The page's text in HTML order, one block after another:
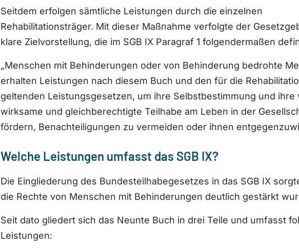
Seitdem erfolgen sämtliche Leistungen durch die einzelnen
Rehabilitationsträger. Mit dieser Maßnahme verfolgte der
klare Zielvorstellung, die im SGB IX Paragraf 1 folgendermaßen
„Menschen mit Behinderungen oder von Behinderung bedrohte
erhalten Leistungen nach diesem Buch und den für die
geltenden Leistungsgesetzen, um ihre Selbstbestimmung und ihre
wirksame und gleichberechtigte Teilhabe am Leben in der
fördern, Benachteiligungen zu vermeiden oder ihnen
Welche Leistungen umfasst das SGB IX?
Die Eingliederung des Bundesteilhabegesetzes in das SGB IX
die Rechte von Menschen mit Behinderungen deutlich gestärkt
Seit dato gliedert sich das Neunte Buch in drei Teile und umfasst
Leistungen: